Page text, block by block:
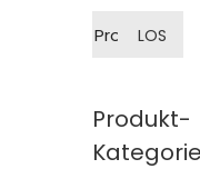
nach:
LOS
Produkt-